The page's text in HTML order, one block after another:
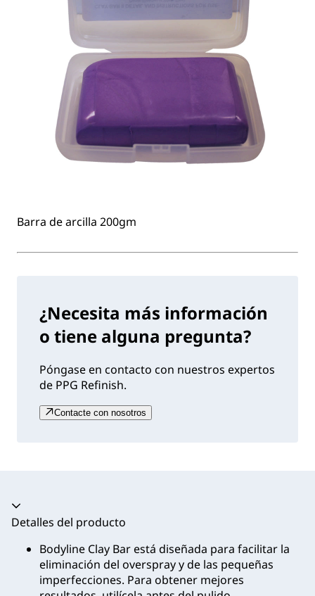
Barra de arcilla 200gm
¿Necesita más información
o tiene alguna pregunta?
Póngase en contacto con nuestros expertos
de PPG Refinish.
Contacte con nosotros
Acordeón colapsado
Detalles del producto
Bodyline Clay Bar está diseñada para facilitar la
eliminación del overspray y de las pequeñas
imperfecciones. Para obtener mejores